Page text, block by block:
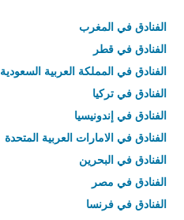
الفنادق في المغرب
الفنادق في قطر
الفنادق في المملكة العربية السعودية
الفنادق في تركيا
الفنادق في إندونيسيا
الفنادق في الامارات العربية المتحدة
الفنادق في البحرين
الفنادق في مصر
الفنادق في فرنسا